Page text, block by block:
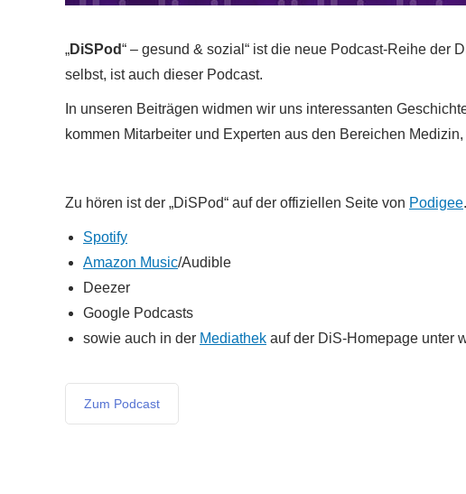
„DiSPod“ – gesund & sozial“ ist die neue Podcast-Reihe der
selbst, ist auch dieser Podcast.
In unseren Beiträgen widmen wir uns interessanten
kommen Mitarbeiter und Experten aus den Bereichen
Zu hören ist der „DiSPod“ auf der offiziellen Seite von Podigee
Spotify
Amazon Music/Audible
Deezer
Google Podcasts
sowie auch in der Mediathek auf der DiS-Homepage unter
Zum Podcast